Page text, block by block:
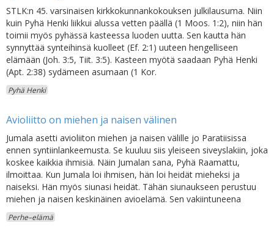
STLK:n 45. varsinaisen kirkkokunnankokouksen julkilausuma. Niin
kuin Pyhä Henki liikkui alussa vetten päällä (1 Moos. 1:2), niin hän
toimii myös pyhässä kasteessa luoden uutta. Sen kautta hän
synnyttää synteihinsä kuolleet (Ef. 2:1) uuteen hengelliseen
elämään (Joh. 3:5, Tiit. 3:5). Kasteen myötä saadaan Pyhä Henki
(Apt. 2:38) sydämeen asumaan (1 Kor.
Pyhä Henki
Avioliitto on miehen ja naisen välinen
Jumala asetti avioliiton miehen ja naisen välille jo Paratiisissa
ennen syntiinlankeemusta. Se kuuluu siis yleiseen siveyslakiin, joka
koskee kaikkia ihmisiä. Näin Jumalan sana, Pyhä Raamattu,
ilmoittaa. Kun Jumala loi ihmisen, hän loi heidät mieheksi ja
naiseksi. Hän myös siunasi heidät. Tähän siunaukseen perustuu
miehen ja naisen keskinäinen avioelämä. Sen vakiintuneena
Perhe–elämä